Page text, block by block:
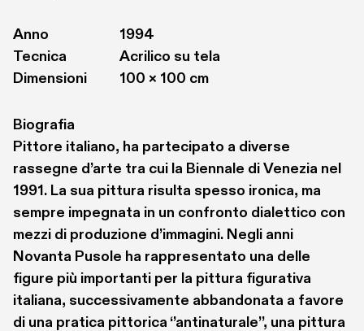
Anno
1994
Tecnica
Acrilico su tela
Dimensioni
100 × 100 cm
Biografia
Pittore italiano, ha partecipato a diverse
rassegne d’arte tra cui la Biennale di Venezia nel
1991. La sua pittura risulta spesso ironica, ma
sempre impegnata in un confronto dialettico con
mezzi di produzione d’immagini. Negli anni
Novanta Pusole ha rappresentato una delle
figure più importanti per la pittura figurativa
italiana, successivamente abbandonata a favore
di una pratica pittorica ‘’antinaturale’’, una pittura